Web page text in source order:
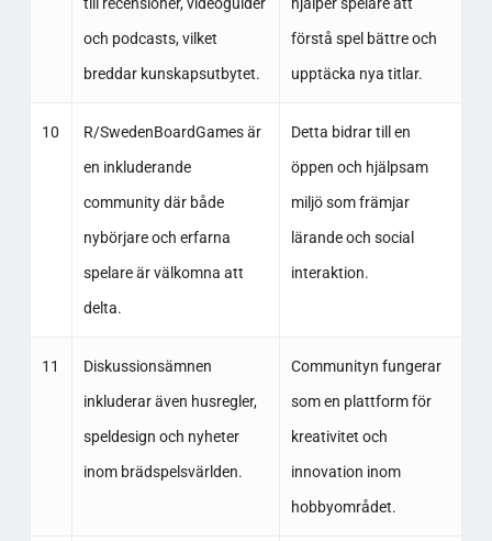
och podcasts, vilket
breddar kunskapsutbytet.
förstå spel bättre och
upptäcka nya titlar.
10
R/SwedenBoardGames är
en inkluderande
community där både
nybörjare och erfarna
spelare är välkomna att
delta.
Detta bidrar till en
öppen och hjälpsam
miljö som främjar
lärande och social
interaktion.
11
Diskussionsämnen
inkluderar även husregler,
speldesign och nyheter
inom brädspelsvärlden.
Communityn fungerar
som en plattform för
kreativitet och
innovation inom
hobbyområdet.